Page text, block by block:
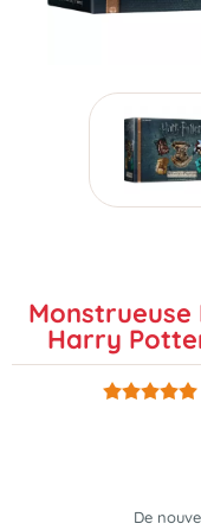
Monstrueuse
Harry
De